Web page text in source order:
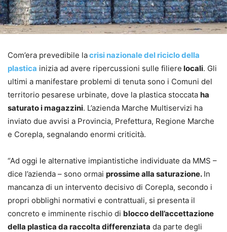
Com’era prevedibile lacrisi nazionale del riciclo della
plastica inizia ad avere ripercussioni sulle filiere locali. Gli
ultimi a manifestare problemi di tenuta sono i Comuni del
territorio pesarese urbinate, dove la plastica stoccata ha
saturato i magazzini. L’azienda Marche Multiservizi ha
inviato due avvisi a Provincia, Prefettura, Regione Marche
e Corepla, segnalando enormi criticità.
“Ad oggi le alternative impiantistiche individuate da MMS –
dice l’azienda – sono ormai prossime alla saturazione. In
mancanza di un intervento decisivo di Corepla, secondo i
propri obblighi normativi e contrattuali, si presenta il
concreto e imminente rischio di blocco dell’accettazione
della plastica da raccolta differenziata da parte degli